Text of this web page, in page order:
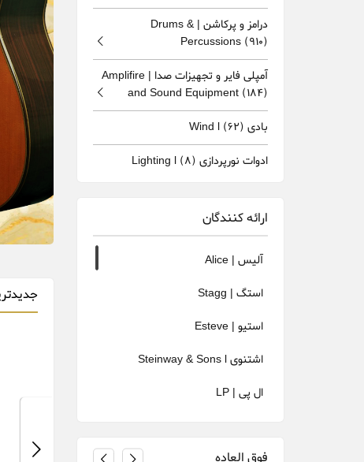
درامز و پرکاشن | Drums &
Percussions (910)
آمپلی فایر و تجهیزات صدا | Amplifire
and Sound Equipment (184)
بادی Wind l (62)
ادوات نورپردازی Lighting l (8)
ارائه کنندگان
آلیس | Alice
استگ | Stagg
استیو | Esteve
اشتنوی Steinway & Sons l
ال پی | LP
فوق العاده